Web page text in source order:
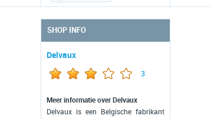
SHOP INFO
Delvaux
3
Meer informatie over Delvaux
Delvaux is een Belgische fabrikant